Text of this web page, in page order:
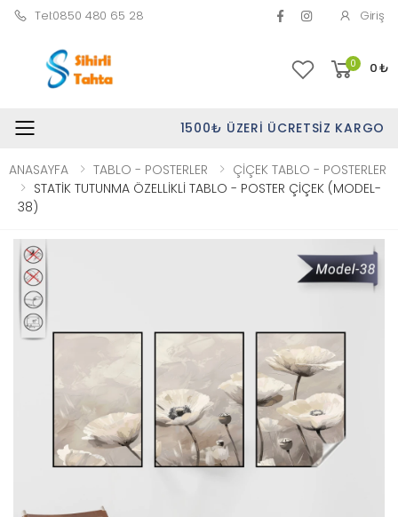
Tel:0850 480 65 28 Giriş
0 0₺
Toggle mobile menu1500₺ ÜZERI ÜCRETSIZ KARGO
ANASAYFA TABLO - POSTERLER
ÇİÇEK TABLO - POSTERLER
STATİK TUTUNMA ÖZELLİKLİ TABLO - POSTER ÇİÇEK (MODEL-
38)